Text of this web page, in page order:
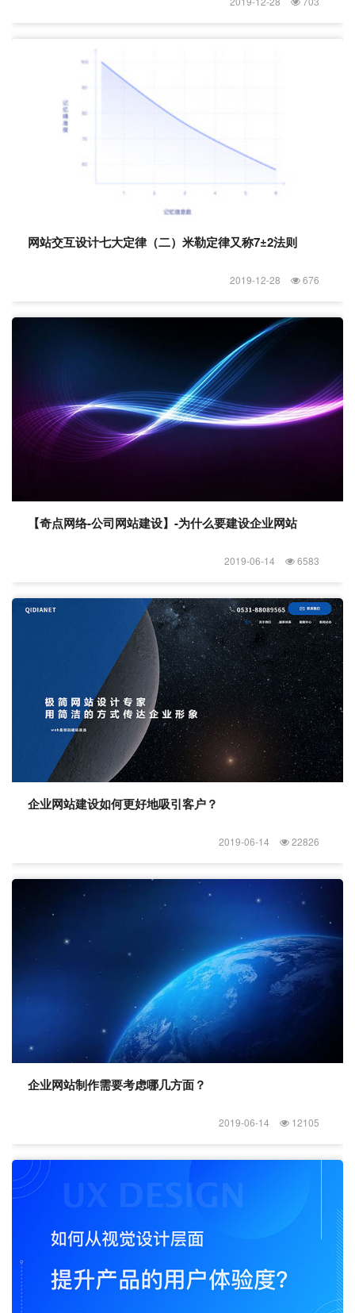
网站交互设计七大定律（二）米勒定律又称7±2法则
2019-12-28 676
【奇点网络-公司网站建设】-为什么要建设企业网站
2019-06-14 6583
企业网站建设如何更好地吸引客户？
2019-06-14 22826
企业网站制作需要考虑哪几方面？
2019-06-14 12105